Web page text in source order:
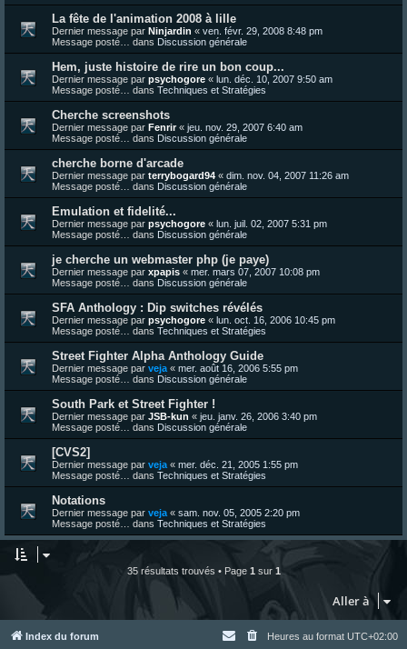
La fête de l'animation 2008 à lille
Dernier message par Ninjardin « ven. févr. 29, 2008 8:48 pm
Message posté… dans Discussion générale
Hem, juste histoire de rire un bon coup...
Dernier message par psychogore « lun. déc. 10, 2007 9:50 am
Message posté… dans Techniques et Stratégies
Cherche screenshots
Dernier message par Fenrir« jeu. nov. 29, 2007 6:40 am
Message posté… dans Discussion générale
cherche borne d'arcade
Dernier message par terrybogard94 « dim. nov. 04, 2007 11:26 am
Message posté… dans Discussion générale
Emulation et fidelité...
Dernier message par psychogore « lun. juil. 02, 2007 5:31 pm
Message posté… dans Discussion générale
je cherche un webmaster php (je paye)
Dernier message par xpapis « mer. mars 07, 2007 10:08 pm
Message posté… dans Discussion générale
SFA Anthology : Dip switches révélés
Dernier message par psychogore « lun. oct. 16, 2006 10:45 pm
Message posté… dans Techniques et Stratégies
Street Fighter Alpha Anthology Guide
Dernier message par veja « mer. août 16, 2006 5:55 pm
Message posté… dans Discussion générale
South Park et Street Fighter !
Dernier message par JSB-kun « jeu. janv. 26, 2006 3:40 pm
Message posté… dans Discussion générale
[CVS2]
Dernier message par veja « mer. déc. 21, 2005 1:55 pm
Message posté… dans Techniques et Stratégies
Notations
Dernier message par veja « sam. nov. 05, 2005 2:20 pm
Message posté… dans Techniques et Stratégies
35 résultats trouvés • Page 1 sur 1
Aller à
Index du forum Heures au format UTC+02:00